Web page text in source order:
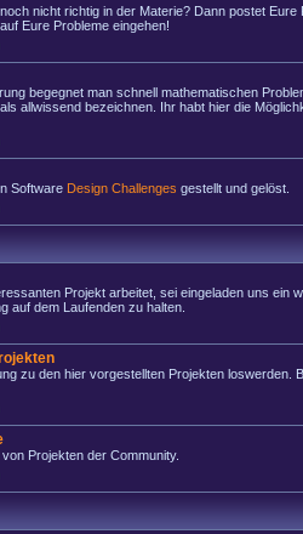
nicht richtig in der Materie? Dann postet Eure
Eure Probleme eingehen!
begegnet man schnell mathematischen
allwissend bezeichnen. Ihr habt hier die
Software Design Challenges gestellt und gelöst.
Projekt arbeitet, sei eingeladen uns ein
auf dem Laufenden zu halten.
zu den hier vorgestellten Projekten loswerden.
Projekten der Community.